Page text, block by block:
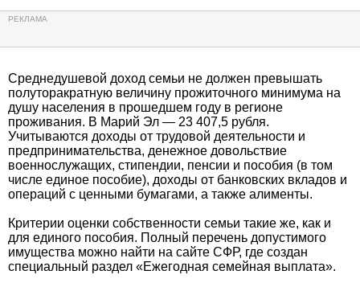
Среднедушевой доход семьи не должен превышать
полуторакратную величину прожиточного минимума на
душу населения в прошедшем году в регионе
проживания. В Марий Эл — 23 407,5 рубля.
Учитываются доходы от трудовой деятельности и
предпринимательства, денежное довольствие
военнослужащих, стипендии, пенсии и пособия (в том
числе единое пособие), доходы от банковских вкладов и
операций с ценными бумагами, а также алименты.
Критерии оценки собственности семьи такие же, как и
для единого пособия. Полный перечень допустимого
имущества можно найти на сайте СФР, где создан
специальный раздел «Ежегодная семейная выплата».